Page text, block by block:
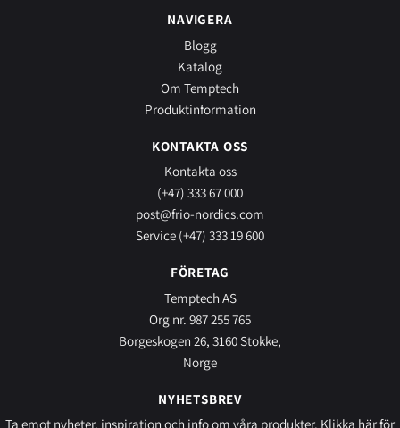
NAVIGERA
Blogg
Katalog
Om Temptech
Produktinformation
KONTAKTA OSS
Kontakta oss
(+47) 333 67 000
post@frio-nordics.com
Service (+47) 333 19 600
FÖRETAG
Temptech AS
Org nr. 987 255 765
Borgeskogen 26, 3160 Stokke,
Norge
NYHETSBREV
Ta emot nyheter, inspiration och info om våra produkter. Klikka härför